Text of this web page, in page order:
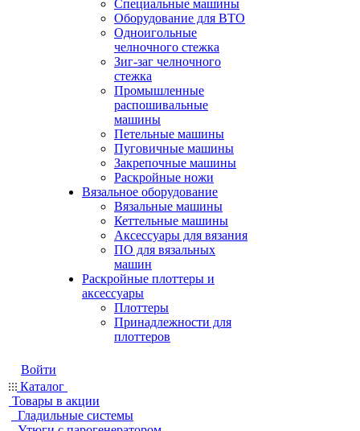
Специальные машины
Оборудование для ВТО
Одноигольные
челночного стежка
Зиг-заг челночного
стежка
Промышленные
распошивальные
машины
Петельные машины
Пуговичные машины
Закрепочные машины
Раскройные ножи
Вязальное оборудование
Вязальные машины
Кеттельные машины
Аксессуары для вязания
ПО для вязальных
машин
Раскройные плоттеры и
аксессуары
Плоттеры
Принадлежности для
плоттеров
Войти
Каталог
Товары в акции
Гладильные системы